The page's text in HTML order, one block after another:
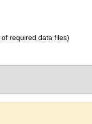
required data files)